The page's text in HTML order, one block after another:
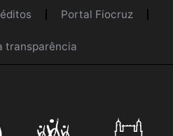
Portal Fiocruz
transparência